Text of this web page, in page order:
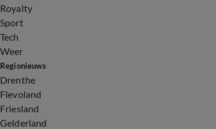
Royalty
Sport
Tech
Weer
Regionieuws
Drenthe
Flevoland
Friesland
Gelderland